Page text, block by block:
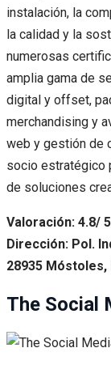
instalación, la
la calidad y la
numerosas
amplia gama de
digital y offset,
merchandising y
web y gestión de
socio estratégico
de soluciones
Valoración: 4.8/
Dirección: Pol.
28935 Móstoles,
The Social